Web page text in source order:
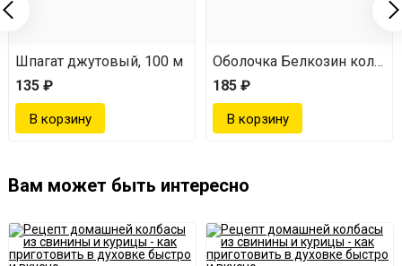
приготовления в одном пакете.
Шпагат джутовый, 100 м
135 ₽
Оболочка Белкозин
185 ₽
Вам может быть интересно